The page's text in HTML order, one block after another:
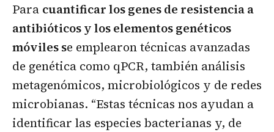
Para cuantificar los genes de resistencia a
antibióticos y los elementos genéticos
móviles se emplearon técnicas avanzadas
de genética como qPCR, también análisis
metagenómicos, microbiológicos y de redes
microbianas. “Estas técnicas nos ayudan a
identificar las especies bacterianas y, de